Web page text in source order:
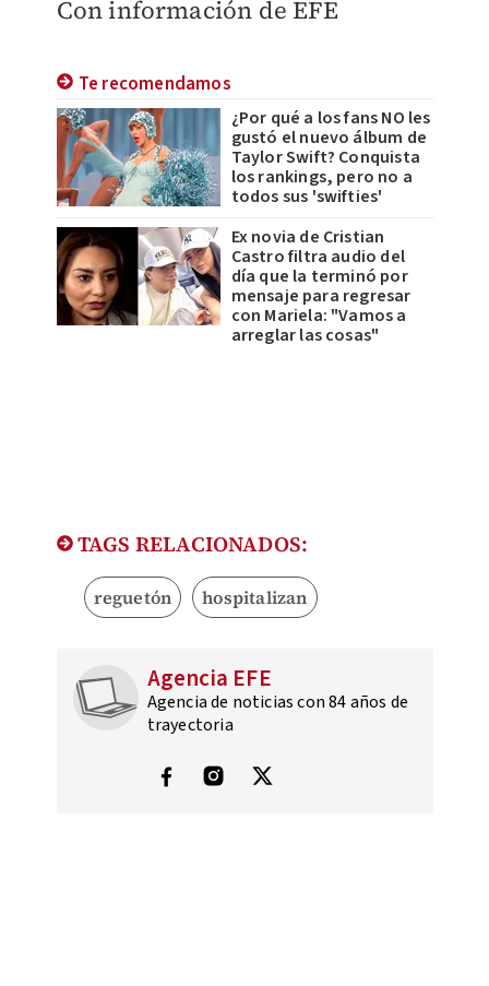
Con información de EFE
Te recomendamos
¿Por qué a los fans NO les
gustó el nuevo álbum de
Taylor Swift? Conquista
los rankings, pero no a
todos sus 'swifties'
Ex novia de Cristian
Castro filtra audio del
día que la terminó por
mensaje para regresar
con Mariela: "Vamos a
arreglar las cosas"
TAGS RELACIONADOS:
reguetón hospitalizan
Agencia EFE
Agencia de noticias con 84 años de
trayectoria